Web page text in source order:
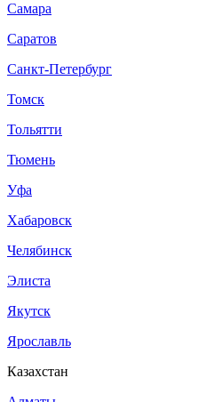
Самара
Саратов
Санкт-Петербург
Томск
Тольятти
Тюмень
Уфа
Хабаровск
Челябинск
Элиста
Якутск
Ярославль
Казахстан